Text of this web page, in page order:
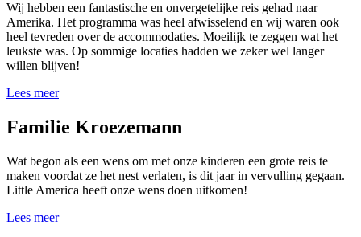
Wij hebben een fantastische en onvergetelijke reis gehad naar
Amerika. Het programma was heel afwisselend en wij waren ook
heel tevreden over de accommodaties. Moeilijk te zeggen wat het
leukste was. Op sommige locaties hadden we zeker wel langer
willen blijven!
Lees meer
Familie Kroezemann
Wat begon als een wens om met onze kinderen een grote reis te
maken voordat ze het nest verlaten, is dit jaar in vervulling gegaan.
Little America heeft onze wens doen uitkomen!
Lees meer